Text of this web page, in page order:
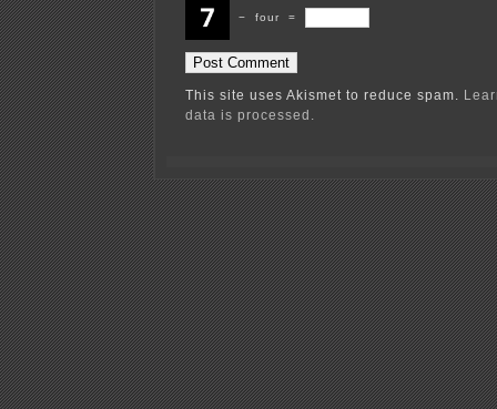
− four =
This site uses Akismet to reduce spam.
data is processed.